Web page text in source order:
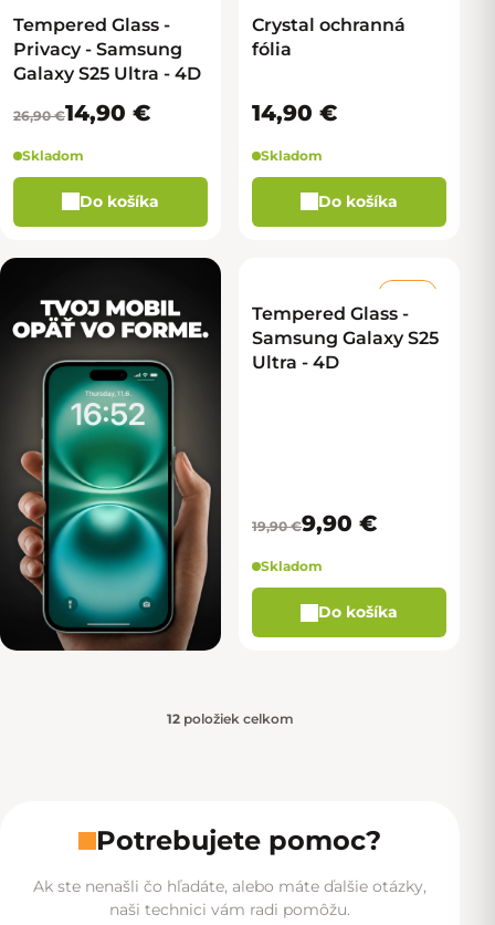
Tempered Glass -
Privacy - Samsung
Galaxy S25 Ultra - 4D
26,90 €14,90 €
Skladom
Do košíka
Crystal ochranná
fólia
14,90 €
Skladom
Do košíka
Tempered Glass -
Samsung Galaxy S25
Ultra - 4D
19,90 €9,90 €
Skladom
Do košíka
12položiek celkom
Potrebujete pomoc?
Ak ste nenašli čo hľadáte, alebo máte ďalšie otázky,
naši technici vám radi pomôžu.